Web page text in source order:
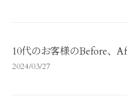
10代のお客様のBefore、
2024/03/27